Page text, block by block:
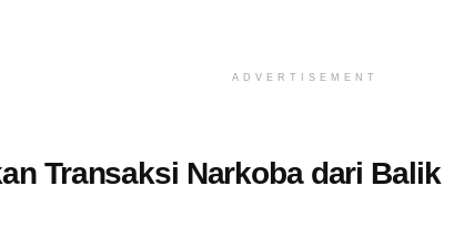
ADVERTISEMENT
Transaksi Narkoba dari Balik